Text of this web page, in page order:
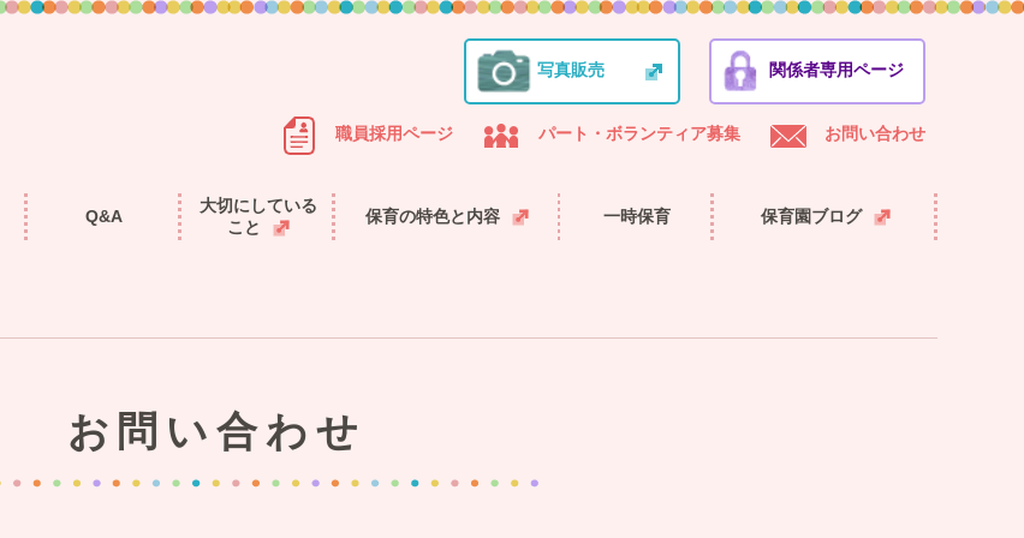
写真販売 関係者専用ページ
職員採用ページ パート・ボランティア募集 お問い合わせ
Q&A
大切にしている
こと
保育の特色と内容 一時保育 保育園ブログ
お問い合わせ